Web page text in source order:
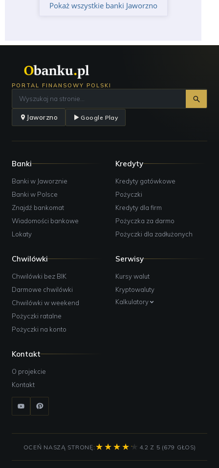
Pokaż wszystkie banki Jaworzno
PORTAL FINANSOWY POLSKI
Jaworzno Google Play
Banki
Banki w Jaworznie
Banki w Polsce
Znajdź bankomat
Wiadomości bankowe
Lokaty
Kredyty
Kredyty gotówkowe
Pożyczki
Kredyty dla firm
Pożyczka za darmo
Pożyczki dla zadłużonych
Chwilówki
Chwilówki bez BIK
Darmowe chwilówki
Chwilówki w weekend
Pożyczki ratalne
Pożyczki na konto
Serwisy
Kursy walut
Kryptowaluty
Kalkulatory
Kontakt
O projekcie
Kontakt
OCEŃ NASZĄ STRONĘ: 4.2 Z 5 (679 GŁOS)